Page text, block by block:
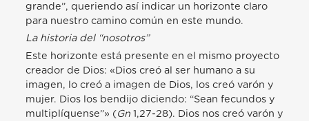
grande”, queriendo así indicar un horizonte claro
para nuestro camino común en este mundo.
La historia del “nosotros”
Este horizonte está presente en el mismo proyecto
creador de Dios: «Dios creó al ser humano a su
imagen, lo creó a imagen de Dios, los creó varón y
mujer. Dios los bendijo diciendo: “Sean fecundos y
multiplíquense”» (Gn 1,27-28). Dios nos creó varón y